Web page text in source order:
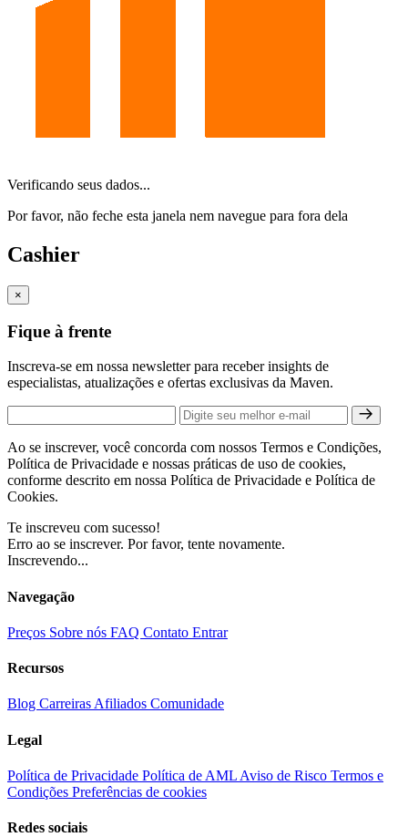
Verificando seus dados...
Por favor, não feche esta janela nem navegue para fora dela
Cashier
×
Fique à frente
Inscreva-se em nossa newsletter para receber insights de
especialistas, atualizações e ofertas exclusivas da Maven.
Ao se inscrever, você concorda com nossos Termos e Condições,
Política de Privacidade e nossas práticas de uso de cookies,
conforme descrito em nossa Política de Privacidade e Política de
Cookies.
Te inscreveu com sucesso!
Erro ao se inscrever. Por favor, tente novamente.
Inscrevendo...
Navegação
Preços Sobre nós FAQ Contato Entrar
Recursos
Blog Carreiras Afiliados Comunidade
Legal
Política de Privacidade Política de AML Aviso de Risco Termos e
Condições Preferências de cookies
Redes sociais